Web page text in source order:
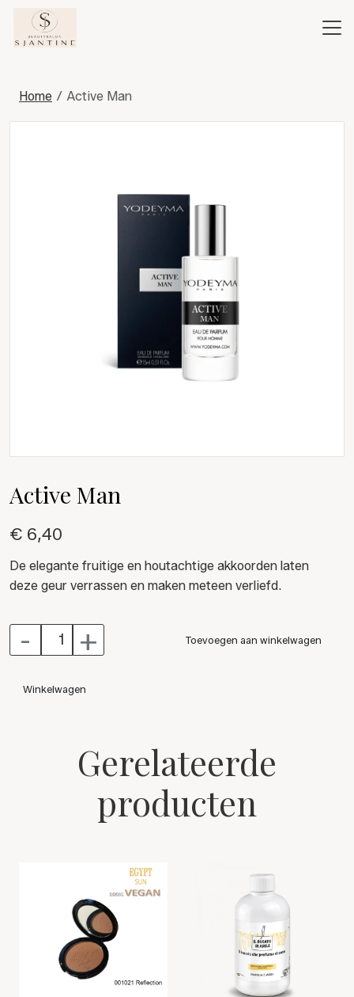
Home Active Man
Active Man
€ 6,40
De elegante fruitige en houtachtige akkoorden laten
deze geur verrassen en maken meteen verliefd.
- + Toevoegen aan winkelwagen
Winkelwagen
Gerelateerde
producten